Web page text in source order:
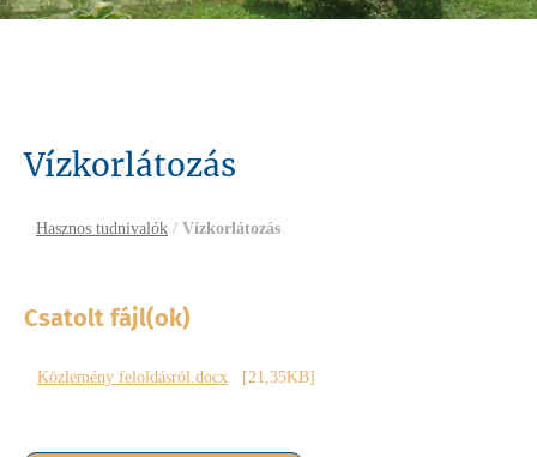
Vízkorlátozás
Hasznos tudnivalók / Vízkorlátozás
Csatolt fájl(ok)
Közlemény feloldásról.docx [21,35KB]